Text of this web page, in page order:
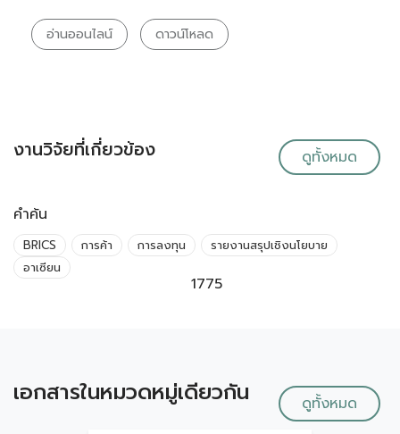
อ่านออนไลน์ ดาวน์โหลด
งานวิจัยที่เกี่ยวข้อง ดูทั้งหมด
คำค้น
BRICS การค้า การลงทุน
รายงานสรุปเชิงนโยบาย
อาเซียน
1775
เอกสารในหมวดหมู่เดียวกัน ดูทั้งหมด